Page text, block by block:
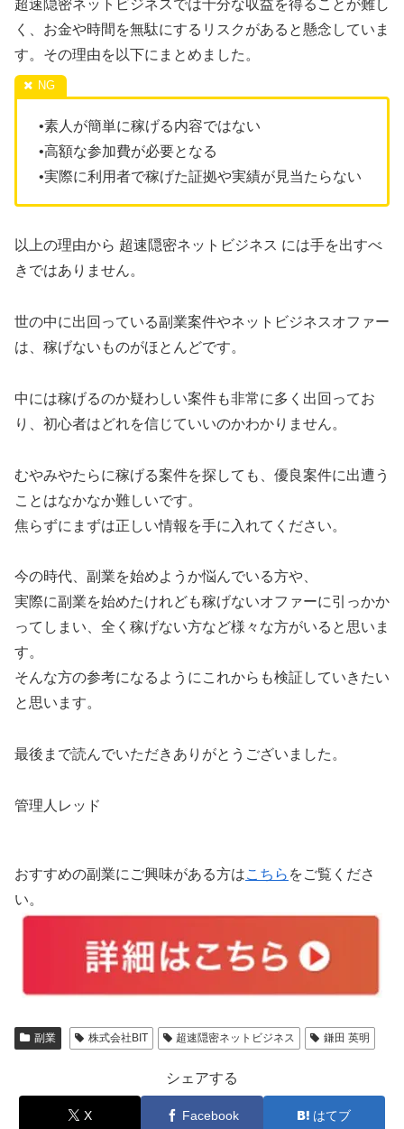
超速隠密ネットビジネスでは十分な収益を得ることが難し
く、お金や時間を無駄にするリスクがあると懸念していま
す。その理由を以下にまとめました。
•素人が簡単に稼げる内容ではない
•高額な参加費が必要となる
•実際に利用者で稼げた証拠や実績が見当たらない
以上の理由から 超速隠密ネットビジネス には手を出すべ
きではありません。
世の中に出回っている副業案件やネットビジネスオファー
は、稼げないものがほとんどです。
中には稼げるのか疑わしい案件も非常に多く出回ってお
り、初心者はどれを信じていいのかわかりません。
むやみやたらに稼げる案件を探しても、優良案件に出遭う
ことはなかなか難しいです。
焦らずにまずは正しい情報を手に入れてください。
今の時代、副業を始めようか悩んでいる方や、
実際に副業を始めたけれども稼げないオファーに引っかか
ってしまい、全く稼げない方など様々な方がいると思いま
す。
そんな方の参考になるようにこれからも検証していきたい
と思います。
最後まで読んでいただきありがとうございました。
管理人レッド
おすすめの副業にご興味がある方はこちら をご覧くださ
い。
副業 株式会社BIT 超速隠密ネットビジネス 鎌田 英明
シェアする
X Facebook はてブ